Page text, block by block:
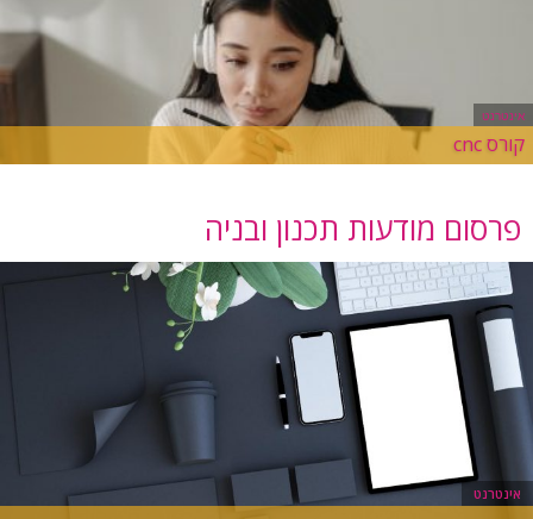
אינטרנט
קורס cnc
פרסום מודעות תכנון ובניה
אינטרנט